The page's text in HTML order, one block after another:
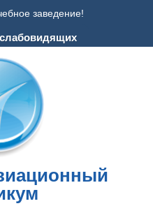
заведение!